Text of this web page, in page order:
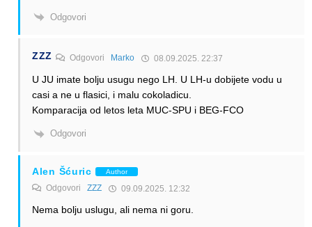
Odgovori
ZZZ Odgovori Marko 08.09.2025. 22:37
U JU imate bolju usugu nego LH. U LH-u dobijete vodu u
casi a ne u flasici, i malu cokoladicu.
Komparacija od letos leta MUC-SPU i BEG-FCO
Odgovori
Alen Šćuric Author
Odgovori ZZZ 09.09.2025. 12:32
Nema bolju uslugu, ali nema ni goru.